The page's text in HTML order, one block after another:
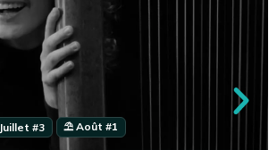
Juillet #3 ⛱ Août #1